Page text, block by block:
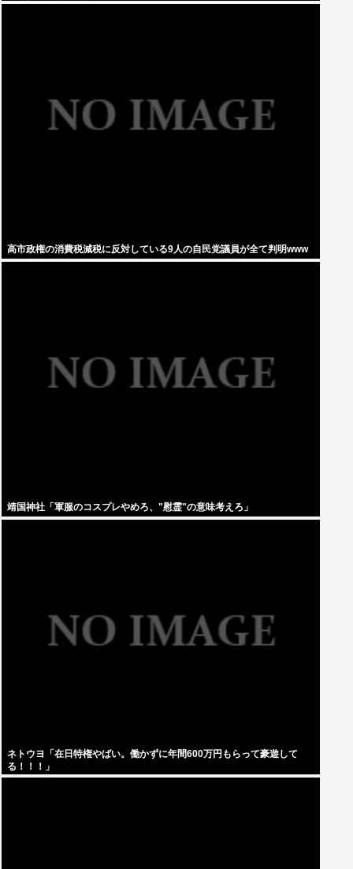
高市政権の消費税減税に反対している9人の自民党議員が全て判明www
靖国神社「軍服のコスプレやめろ、"慰霊"の意味考えろ」
ネトウヨ「在日特権やばい。働かずに年間600万円もらって豪遊して
る！！！」